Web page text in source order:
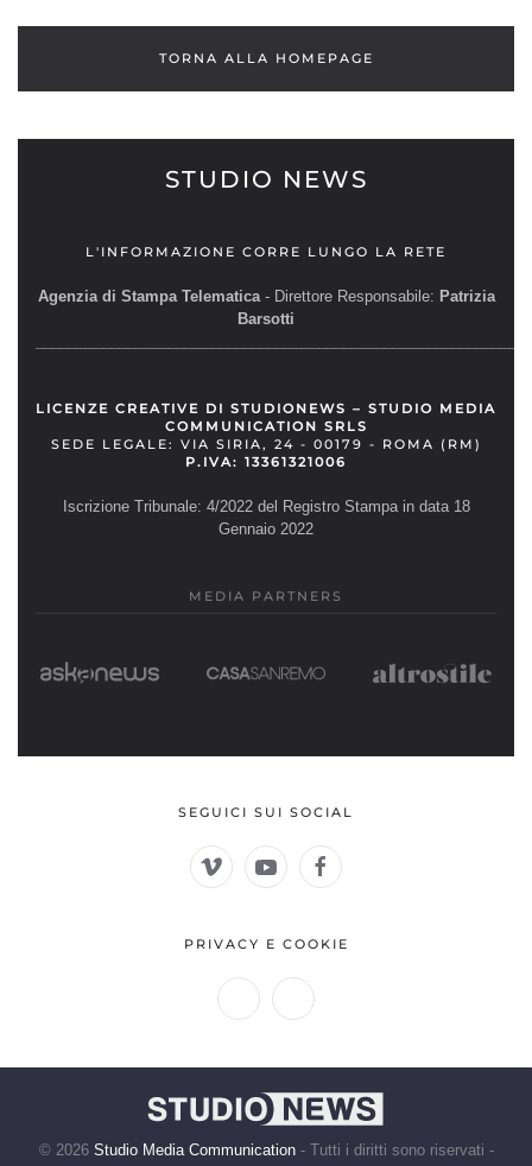
TORNA ALLA HOMEPAGE
STUDIO NEWS
L'INFORMAZIONE CORRE LUNGO LA RETE
Agenzia di Stampa Telematica- Direttore Responsabile: Patrizia
Barsotti
LICENZE CREATIVE DI STUDIONEWS – STUDIO MEDIA
COMMUNICATION SRLS
SEDE LEGALE: VIA SIRIA, 24 - 00179 - ROMA (RM)
P.IVA: 13361321006
Iscrizione Tribunale: 4/2022 del Registro Stampa in data 18
Gennaio 2022
MEDIA PARTNERS
SEGUICI SUI SOCIAL
PRIVACY E COOKIE
© 2026 Studio Media Communication- Tutti i diritti sono riservati -